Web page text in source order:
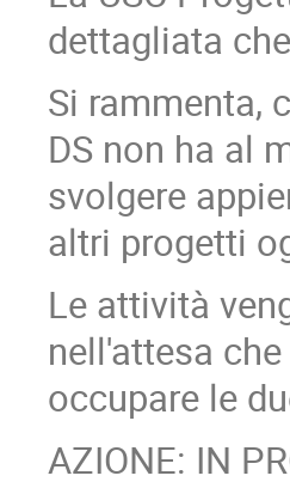
dettagliata
Si rammenta,
DS non ha al
svolgere
altri progetti
Le attività
nell'attesa
occupare le
AZIONE: IN